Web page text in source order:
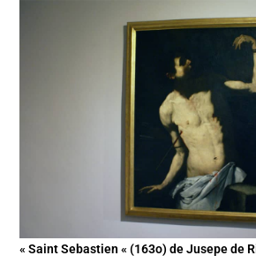
« Saint Sebastien « (163o) de Jusepe de